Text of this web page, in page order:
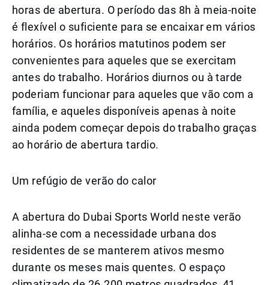
horas de abertura. O período das 8h à meia-noite
é flexível o suficiente para se encaixar em vários
horários. Os horários matutinos podem ser
convenientes para aqueles que se exercitam
antes do trabalho. Horários diurnos ou à tarde
poderiam funcionar para aqueles que vão com a
família, e aqueles disponíveis apenas à noite
ainda podem começar depois do trabalho graças
ao horário de abertura tardio.
Um refúgio de verão do calor
A abertura do Dubai Sports World neste verão
alinha-se com a necessidade urbana dos
residentes de se manterem ativos mesmo
durante os meses mais quentes. O espaço